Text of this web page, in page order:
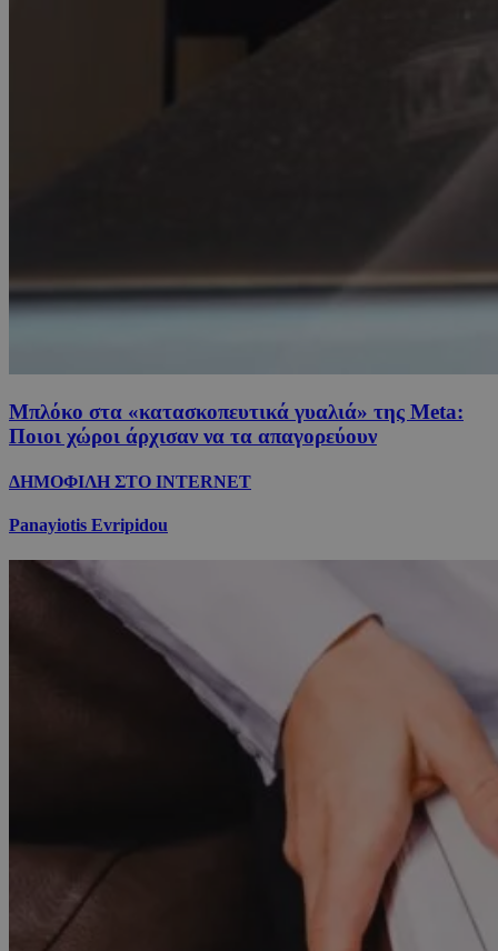
Μπλόκο στα «κατασκοπευτικά γυαλιά» της Μeta:
Ποιοι χώροι άρχισαν να τα απαγορεύουν
ΔΗΜΟΦΙΛΗ ΣΤΟ INTERNET
Panayiotis Evripidou